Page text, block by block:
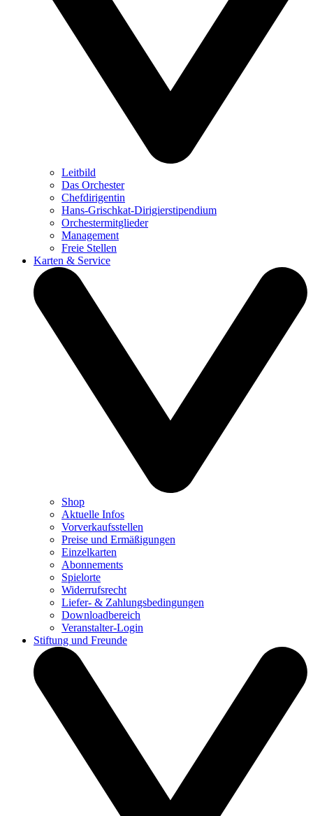
Leitbild
Das Orchester
Chefdirigentin
Hans-Grischkat-Dirigierstipendium
Orchestermitglieder
Management
Freie Stellen
Karten & Service
Shop
Aktuelle Infos
Vorverkaufsstellen
Preise und Ermäßigungen
Einzelkarten
Abonnements
Spielorte
Widerrufsrecht
Liefer- & Zahlungsbedingungen
Downloadbereich
Veranstalter-Login
Stiftung und Freunde